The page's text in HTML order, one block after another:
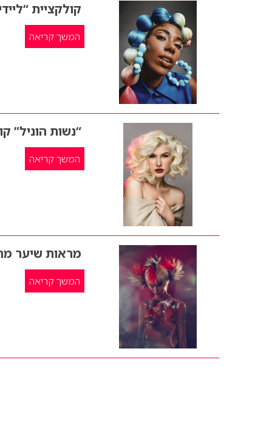
קולקציית
המשך קריאה
“נשות הוניל”
המשך קריאה
מראות שיער
המשך קריאה